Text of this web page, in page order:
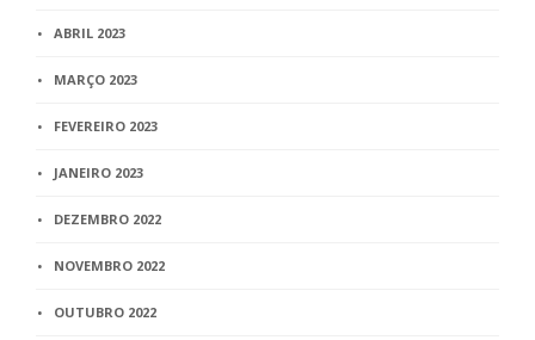
ABRIL 2023
MARÇO 2023
FEVEREIRO 2023
JANEIRO 2023
DEZEMBRO 2022
NOVEMBRO 2022
OUTUBRO 2022